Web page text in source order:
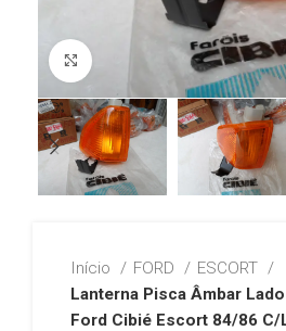
Click to enlarge
Início FORD
ESCORT
Lanterna Pisca Âmbar
Ford Cibié Escort 84/86